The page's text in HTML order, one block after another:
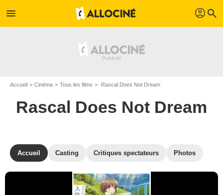
menu profil search
Accueil Cinéma Tous les films Rascal Does Not Dream
Rascal Does Not Dream
Accueil Casting Critiques spectateurs Photos